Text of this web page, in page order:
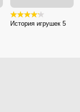
История игрушек 5